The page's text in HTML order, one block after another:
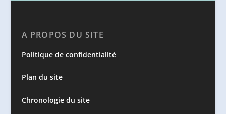
A PROPOS DU SITE
Politique de confidentialité
Plan du site
Chronologie du site